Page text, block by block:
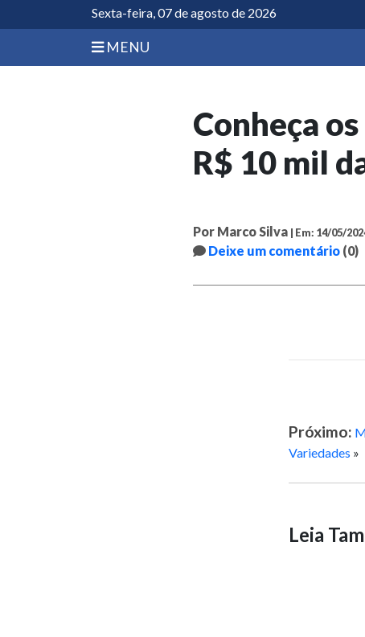
Sexta-feira, 07 de agosto de 2026
MENU
Conheça
R$ 10 mil
Por Marco Silva | Em: 14/05/
Deixe um comentário (0)
Próximo:
Variedades »
Leia